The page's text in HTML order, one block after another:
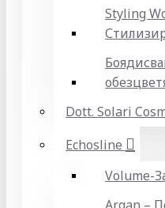
Styling
Dott. Solari
Echosline
Volume-